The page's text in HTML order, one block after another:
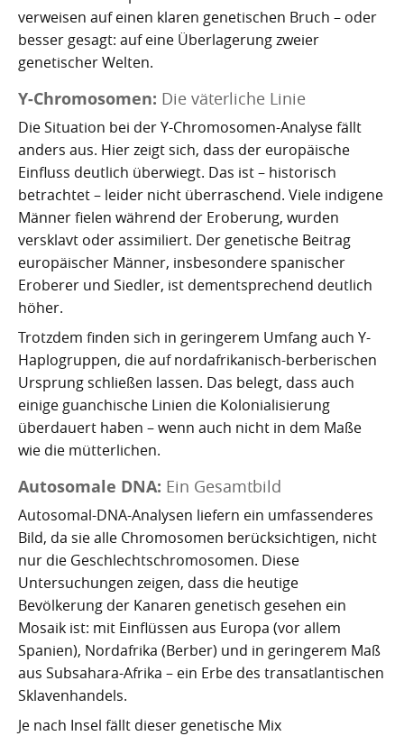
verweisen auf einen klaren genetischen Bruch – oder
besser gesagt: auf eine Überlagerung zweier
genetischer Welten.
Y-Chromosomen: Die väterliche Linie
Die Situation bei der Y-Chromosomen-Analyse fällt
anders aus. Hier zeigt sich, dass der europäische
Einfluss deutlich überwiegt. Das ist – historisch
betrachtet – leider nicht überraschend. Viele indigene
Männer fielen während der Eroberung, wurden
versklavt oder assimiliert. Der genetische Beitrag
europäischer Männer, insbesondere spanischer
Eroberer und Siedler, ist dementsprechend deutlich
höher.
Trotzdem finden sich in geringerem Umfang auch Y-
Haplogruppen, die auf nordafrikanisch-berberischen
Ursprung schließen lassen. Das belegt, dass auch
einige guanchische Linien die Kolonialisierung
überdauert haben – wenn auch nicht in dem Maße
wie die mütterlichen.
Autosomale DNA: Ein Gesamtbild
Autosomal-DNA-Analysen liefern ein umfassenderes
Bild, da sie alle Chromosomen berücksichtigen, nicht
nur die Geschlechtschromosomen. Diese
Untersuchungen zeigen, dass die heutige
Bevölkerung der Kanaren genetisch gesehen ein
Mosaik ist: mit Einflüssen aus Europa (vor allem
Spanien), Nordafrika (Berber) und in geringerem Maß
aus Subsahara-Afrika – ein Erbe des transatlantischen
Sklavenhandels.
Je nach Insel fällt dieser genetische Mix